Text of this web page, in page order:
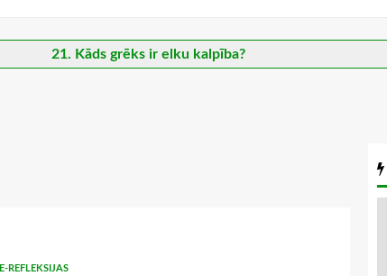
21. Kāds grēks ir elku kalpība?
E-REFLEKSIJAS